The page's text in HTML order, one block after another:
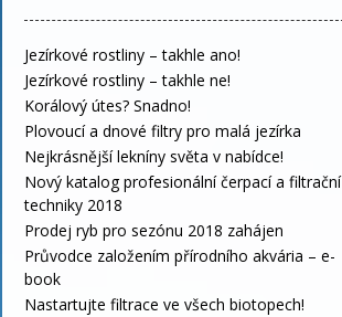
Jezírkové rostliny – takhle ano!
Jezírkové rostliny – takhle ne!
Korálový útes? Snadno!
Plovoucí a dnové filtry pro malá jezírka
Nejkrásnější lekníny světa v nabídce!
Nový katalog profesionální čerpací a filtrační
techniky 2018
Prodej ryb pro sezónu 2018 zahájen
Průvodce založením přírodního akvária – e-
book
Nastartujte filtrace ve všech biotopech!